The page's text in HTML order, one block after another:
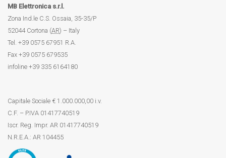
MB Elettronica s.r.l.
Zona Ind.le C.S. Ossaia, 35-35/P
52044 Cortona (AR) – Italy
Tel. +39 0575 67951 R.A.
Fax +39 0575 679535
infoline +39 335 6164180
Capitale Sociale € 1.000.000,00 i.v.
C.F. – P.IVA 01417740519
Iscr. Reg. Impr. AR 01417740519
N.R.E.A.: AR 104455